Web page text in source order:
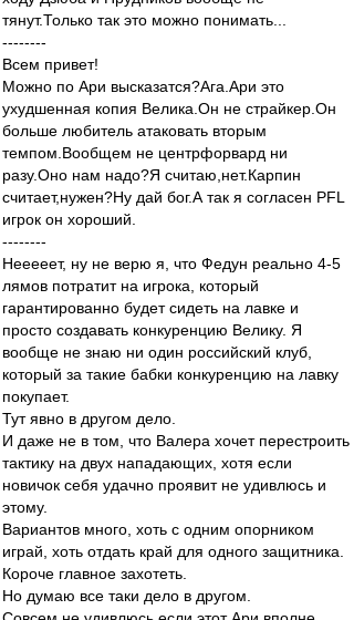
тянут.Только так это можно понимать...
--------
Всем привет!
Можно по Ари высказатся?Ага.Ари это
ухудшенная копия Велика.Он не страйкер.Он
больше любитель атаковать вторым
темпом.Вообщем не центрфорвард ни
разу.Оно нам надо?Я считаю,нет.Карпин
считает,нужен?Ну дай бог.А так я согласен PFL
игрок он хороший.
--------
Нееееет, ну не верю я, что Федун реально 4-5
лямов потратит на игрока, который
гарантированно будет сидеть на лавке и
просто создавать конкуренцию Велику. Я
вообще не знаю ни один российский клуб,
который за такие бабки конкуренцию на лавку
покупает.
Тут явно в другом дело.
И даже не в том, что Валера хочет перестроить
тактику на двух нападающих, хотя если
новичок себя удачно проявит не удивлюсь и
этому.
Вариантов много, хоть с одним опорником
играй, хоть отдать край для одного защитника.
Короче главное захотеть.
Но думаю все таки дело в другом.